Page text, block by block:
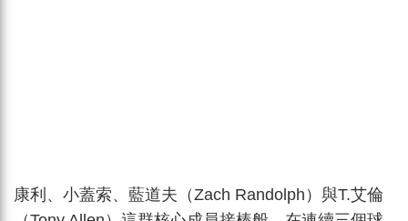
康利、小蓋索、藍道夫（Zach Randolph）與T.艾倫